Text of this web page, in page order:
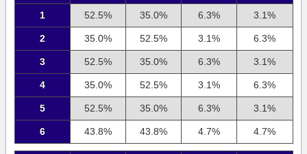
1
52.5% 35.0% 6.3% 3.1%
2 35.0% 52.5% 3.1% 6.3%
3 52.5% 35.0% 6.3% 3.1%
4 35.0% 52.5% 3.1% 6.3%
5 52.5% 35.0% 6.3% 3.1%
6 43.8% 43.8% 4.7% 4.7%